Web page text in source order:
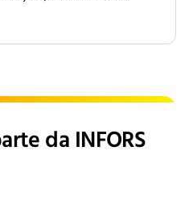
da INFORS